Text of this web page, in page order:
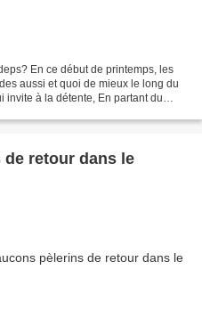
En ce début de printemps, les
aussi et quoi de mieux le long du
invite à la détente, En partant du
retour dans le